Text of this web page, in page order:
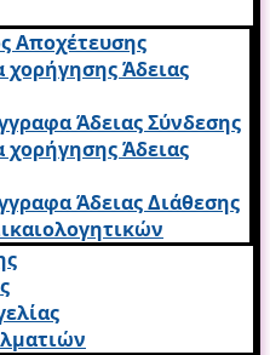
Αποχέτευσης
χορήγησης Άδειας
Άδειας Σύνδεσης
χορήγησης Άδειας
Άδειας Διάθεσης